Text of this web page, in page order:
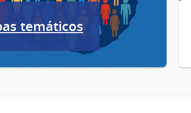
temáticos